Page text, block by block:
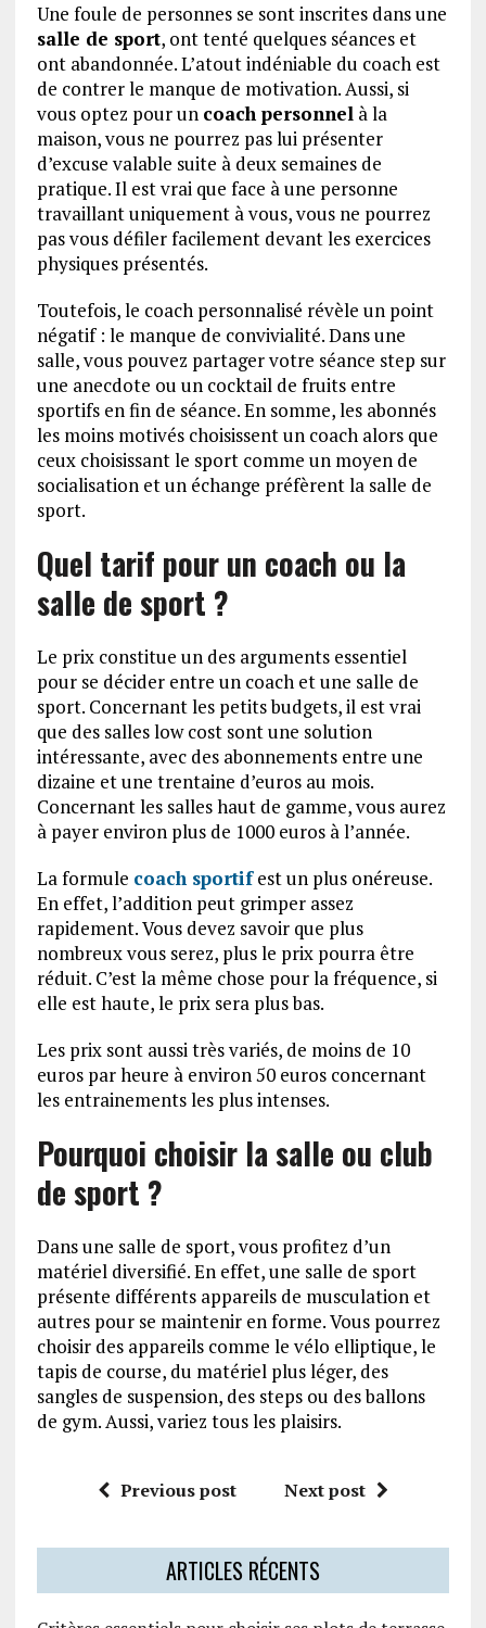
Une foule de personnes se sont inscrites dans une
salle de sport, ont tenté quelques séances et
ont abandonnée. L’atout indéniable du coach est
de contrer le manque de motivation. Aussi, si
vous optez pour un coach personnelà la
maison, vous ne pourrez pas lui présenter
d’excuse valable suite à deux semaines de
pratique. Il est vrai que face à une personne
travaillant uniquement à vous, vous ne pourrez
pas vous défiler facilement devant les exercices
physiques présentés.
Toutefois, le coach personnalisé révèle un point
négatif : le manque de convivialité. Dans une
salle, vous pouvez partager votre séance step sur
une anecdote ou un cocktail de fruits entre
sportifs en fin de séance. En somme, les abonnés
les moins motivés choisissent un coach alors que
ceux choisissant le sport comme un moyen de
socialisation et un échange préfèrent la salle de
sport.
Quel tarif pour un coach ou la
salle de sport ?
Le prix constitue un des arguments essentiel
pour se décider entre un coach et une salle de
sport. Concernant les petits budgets, il est vrai
que des salles low cost sont une solution
intéressante, avec des abonnements entre une
dizaine et une trentaine d’euros au mois.
Concernant les salles haut de gamme, vous aurez
à payer environ plus de 1000 euros à l’année.
La formule coach sportifest un plus onéreuse.
En effet, l’addition peut grimper assez
rapidement. Vous devez savoir que plus
nombreux vous serez, plus le prix pourra être
réduit. C’est la même chose pour la fréquence, si
elle est haute, le prix sera plus bas.
Les prix sont aussi très variés, de moins de 10
euros par heure à environ 50 euros concernant
les entrainements les plus intenses.
Pourquoi choisir la salle ou club
de sport ?
Dans une salle de sport, vous profitez d’un
matériel diversifié. En effet, une salle de sport
présente différents appareils de musculation et
autres pour se maintenir en forme. Vous pourrez
choisir des appareils comme le vélo elliptique, le
tapis de course, du matériel plus léger, des
sangles de suspension, des steps ou des ballons
de gym. Aussi, variez tous les plaisirs.
Previous post Next post
ARTICLES RÉCENTS